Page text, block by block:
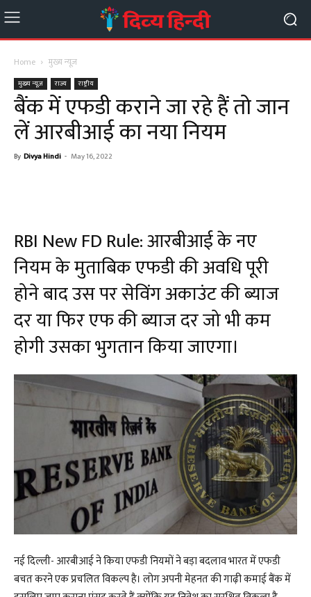
Home मुख्य न्यूज़
मुख्य न्यूज़ राज्य राष्ट्रीय
बैंक में एफडी कराने जा रहे हैं तो जान
लें आरबीआई का नया नियम
By Divya Hindi - May 16, 2022
RBI New FD Rule: आरबीआई के नए
नियम के मुताबिक एफडी की अवधि पूरी
होने बाद उस पर सेविंग अकाउंट की ब्याज
दर या फिर एफ की ब्याज दर जो भी कम
होगी उसका भुगतान किया जाएगा।
नई दिल्ली- आरबीआई ने किया एफडी नियमों ने बड़ा बदलाव भारत में एफडी
बचत करने एक प्रचलित विकल्प है। लोग अपनी मेहनत की गाढ़ी कमाई बैंक में